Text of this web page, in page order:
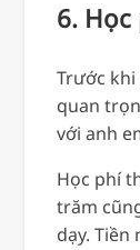
6. Học
Trước
quan
với anh
Học phí
trăm
dạy. Tiền